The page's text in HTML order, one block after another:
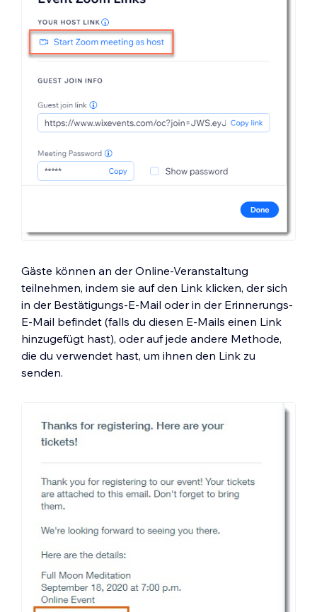
Gäste können an der Online-Veranstaltung
teilnehmen, indem sie auf den Link klicken, der sich
in der Bestätigungs-E-Mail oder in der Erinnerungs-
E-Mail befindet (falls du diesen E-Mails einen Link
hinzugefügt hast), oder auf jede andere Methode,
die du verwendet hast, um ihnen den Link zu
senden.